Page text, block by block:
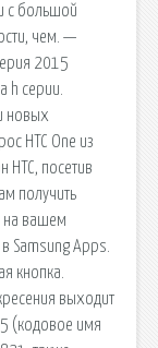
с большой
чем. —
2015
h серии.
новых
HTC One из
HTC, посетив
получить
на вашем
Samsung Apps.
кнопка.
выходит
(кодовое имя